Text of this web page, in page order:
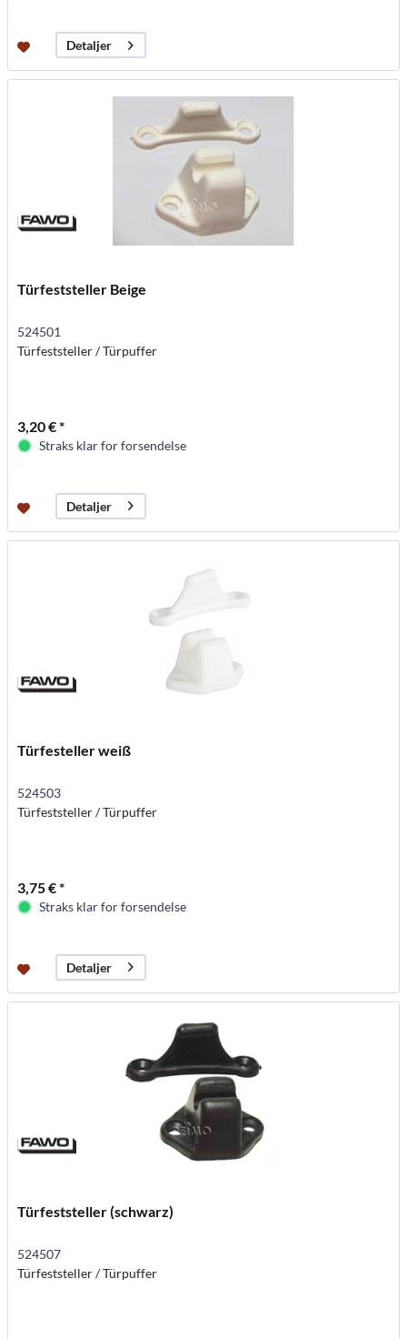
Detaljer
Türfeststeller Beige
524501
Türfeststeller / Türpuffer
3,20 € *
Straks klar for forsendelse
Detaljer
Türfesteller weiß
524503
Türfeststeller / Türpuffer
3,75 € *
Straks klar for forsendelse
Detaljer
Türfeststeller (schwarz)
524507
Türfeststeller / Türpuffer